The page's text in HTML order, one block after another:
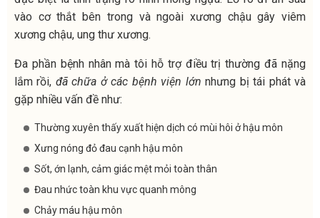
vào cơ thắt bên trong và ngoài xương chậu gây viêm
xương chậu, ung thư xương.
Đa phần bệnh nhân mà tôi hỗ trợ điều trị thường đã nặng
lắm rồi, đã chữa ở các bệnh viện lớn nhưng bị tái phát và
gặp nhiều vấn đề như:
Thường xuyên thấy xuất hiện dịch có mùi hôi ở hậu môn
Xưng nóng đỏ đau cạnh hậu môn
Sốt, ớn lạnh, cảm giác mệt mỏi toàn thân
Đau nhức toàn khu vực quanh mông
Chảy máu hậu môn